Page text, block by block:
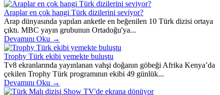
Araplar en çok hangi Türk dizilerini seviyor?
Arap dünyasında yapılan anketle en beğenilen 10 Türk dizisi ortaya
çıktı. MBC yayın grubunun Ortadoğu'ya...
Devamını Oku →
Trophy Türk ekibi yemekte buluştu
Tv8 ekranlarında yayınlanan vahşi doğanın göbeği Afrika Kenya’da
çekilen Trophy Türk programının ekibi 49 günlük...
Devamını Oku →